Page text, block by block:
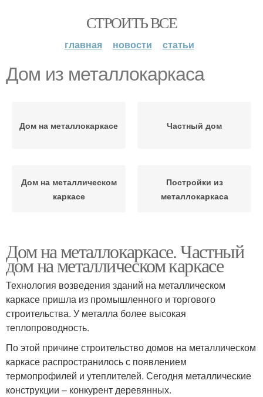
СТРОИТЬ ВСЕ
главная новости статьи
Дом из металлокаркаса
Дом на металлокаркасе Частный дом
Дом на металлическом
каркасе
Постройки из
металлокаркаса
Дом на металлокаркасе. Частный
дом на металлическом каркасе
Технология возведения зданий на металлическом
каркасе пришла из промышленного и торгового
строительства. У металла более высокая
теплопроводность.
По этой причине строительство домов на металлическом
каркасе распространилось с появлением
термопрофилей и утеплителей. Сегодня металлические
конструкции – конкурент деревянных.